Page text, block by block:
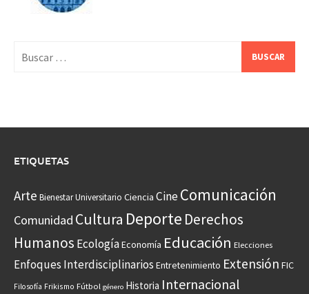
ETIQUETAS
Arte Bienestar Universitario Ciencia CineComunicación
Comunidad Cultura Deporte Derechos
Humanos EcologíaEconomía Educación Elecciones
Enfoques Interdisciplinarios Entretenimiento Extensión FIC
Filosofía Frikismo Fútbol género Historia Internacional